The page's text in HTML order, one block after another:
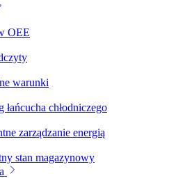
OEE
warunki
chłodniczego
zarządzanie energią
stan magazynowy